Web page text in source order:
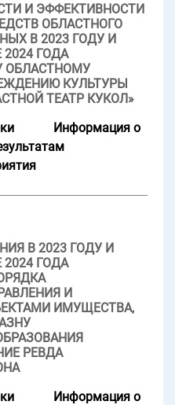
И ЭФФЕКТИВНОСТИ
ОБЛАСТНОГО
В 2023 ГОДУ И
ГОДА
ОБЛАСТНОМУ
КУЛЬТУРЫ
ТЕАТР КУКОЛ»
Информация о
В 2023 ГОДУ И
ГОДА
И
ИМУЩЕСТВА,
РЕВДА
Информация о